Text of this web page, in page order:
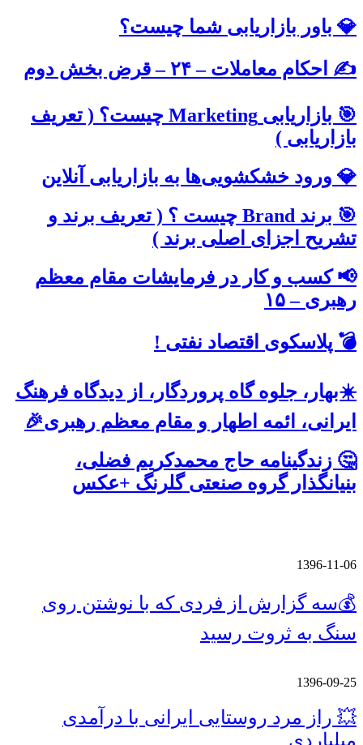
💎 باور بازاریابی شما چیست؟
✍ احکام معاملات – ۲۴ – قرض بخش دوم
🎯 بازاریابی Marketing چیست؟ ( تعریف
بازاریابی )
💎 ورود خشکشویی‌ها به بازاریابی آنلاین
🎯 برند Brand چیست ؟ ( تعریف برند و
تشریح اجزای اصلی برند )
📢 کسب و کار در فرمایشات مقام معظم
رهبری – ۱۵
💣 پلاسکوی اقتصاد نفتی !
☀️بهار، جلوه گاه پروردگار، از دیدگاه فرهنگ
ایرانی، ائمه اطهار و مقام معظم رهبری🎉
🤔 زندگینامه حاج محمدکریم فضلی،
بنیانگذار گروه صنعتی گلرنگ +عکس
1396-11-06
💰سه گزارش از فردی که با نوشتن روی
سنگ به ثروت رسید
1396-09-25
💥 راز مرد روستایی ایرانی با درآمدی
میلیاردی